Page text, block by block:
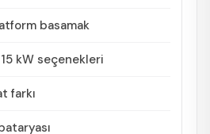
basamak
15 kW seçenekleri
farkı